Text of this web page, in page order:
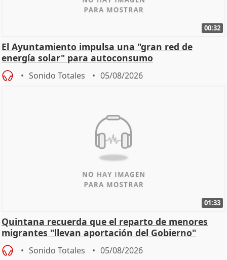
00:32
El Ayuntamiento impulsa una "gran red de
energía solar" para autoconsumo
Sonido Totales 05/08/2026
01:33
Quintana recuerda que el reparto de menores
migrantes "llevan aportación del Gobierno"
central
Sonido Totales 05/08/2026